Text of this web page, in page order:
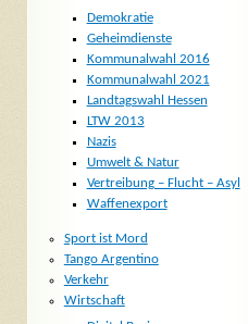
Demokratie
Geheimdienste
Kommunalwahl 2016
Kommunalwahl 2021
Landtagswahl Hessen
LTW 2013
Nazis
Umwelt & Natur
Vertreibung – Flucht – Asyl
Waffenexport
Sport ist Mord
Tango Argentino
Verkehr
Wirtschaft